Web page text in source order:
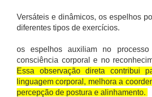
Versáteis e dinâmicos, os espelhos
diferentes tipos de exercícios.
os espelhos auxiliam no
consciência corporal e no
Essa observação direta contribui
linguagem corporal, melhora a
percepção de postura e alinhamento.